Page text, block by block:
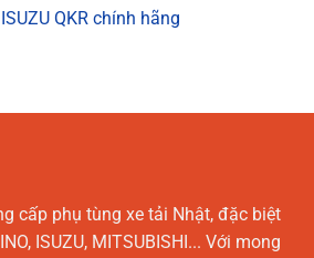
QKR chính hãng
cấp phụ tùng xe tải Nhật, đặc biệt
ISUZU, MITSUBISHI... Với mong